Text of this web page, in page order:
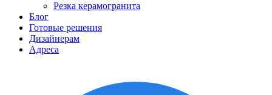
Резка керамогранита
Блог
Готовые решения
Дизайнерам
Адреса